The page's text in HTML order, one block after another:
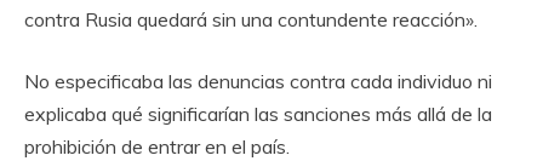
contra Rusia quedará sin una contundente reacción».
No especificaba las denuncias contra cada individuo ni
explicaba qué significarían las sanciones más allá de la
prohibición de entrar en el país.